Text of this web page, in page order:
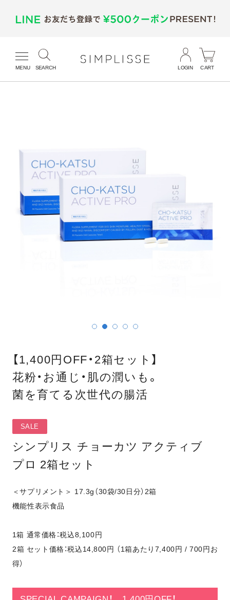
MENU SEARCH LOGIN CART
【1,400円OFF・2箱セット】
花粉・お通じ・肌の潤いも。
菌を育てる次世代の腸活
SALE
シンプリス チョーカツ アクティブ
プロ 2箱セット
＜サプリメント＞ 17.3g（30袋/30日分）2箱
機能性表示食品
1箱 通常価格：税込8,100円
2箱 セット価格：税込14,800円 （1箱あたり7,400円 / 700円お
得）